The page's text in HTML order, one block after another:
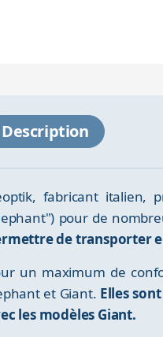
Description
fabricant italien,
pour de
de transporter
un maximum de
et Giant. Elles
les modèles Giant.